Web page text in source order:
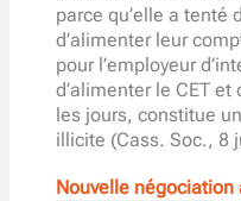
parce qu’elle a tenté
d’alimenter leur
pour l’employeur
d’alimenter le CET
les jours, constitue
illicite (Cass. Soc., 8
Nouvelle